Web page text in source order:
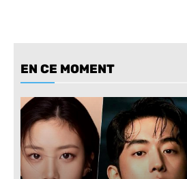
EN CE MOMENT